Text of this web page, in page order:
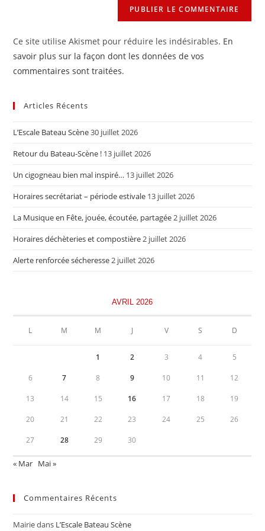
Ce site utilise Akismet pour réduire les indésirables. En
savoir plus sur la façon dont les données de vos
commentaires sont traitées.
Articles Récents
L’Escale Bateau Scène30 juillet 2026
Retour du Bateau-Scène ! 13 juillet 2026
Un cigogneau bien mal inspiré… 13 juillet 2026
Horaires secrétariat – période estivale 13 juillet 2026
La Musique en Fête, jouée, écoutée, partagée2 juillet 2026
Horaires déchèteries et compostière2 juillet 2026
Alerte renforcée sécheresse2 juillet 2026
AVRIL 2026
L M M J V S D
1 2 3 4 5
6 7 8 9 10 11 12
13 14 15 16 17 18 19
20 21 22 23 24 25 26
27 28 29 30
« Mar Mai »
Commentaires Récents
Mairiedans L’Escale Bateau Scène